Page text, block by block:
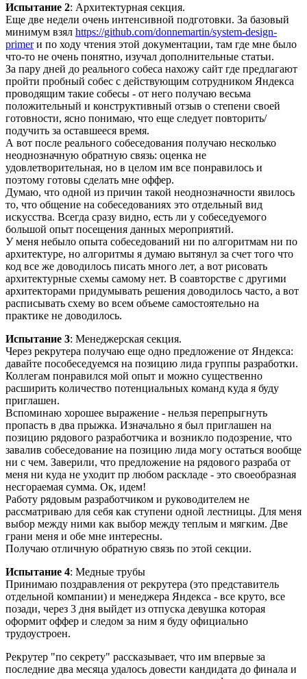
Испытание 2: Архитектурная секция.
Еще две недели очень интенсивной подготовки. За базовый
минимум взял https://github.com/donnemartin/system-design-
primerи по ходу чтения этой документации, там где мне было
что-то не очень понятно, изучал дополнительные статьи.
За пару дней до реального собеса нахожу сайт где предлагают
пройти пробный собес с действующим сотрудником Яндекса
проводящим такие собесы - от него получаю весьма
положительный и конструктивный отзыв о степени своей
готовности, ясно понимаю, что еще следует повторить/
подучить за оставшееся время.
А вот после реального собеседования получаю несколько
неоднозначную обратную связь: оценка не
удовлетворительная, но в целом им все понравилось и
поэтому готовы сделать мне оффер.
Думаю, что одной из причин такой неоднозначности явилось
то, что общение на собеседованиях это отдельный вид
искусства. Всегда сразу видно, есть ли у собеседуемого
большой опыт посещения данных мероприятий.
У меня небыло опыта собеседований ни по алгоритмам ни по
архитектуре, но алгоритмы я думаю вытянул за счет того что
код все же доводилось писать много лет, а вот рисовать
архитектурные схемы самому нет. В соавторстве с другими
архитекторами придумывать решения доводилось часто, а вот
расписывать схему во всем объеме самостоятельно на
практике не доводилось.
Испытание 3: Менеджерская секция.
Через рекрутера получаю еще одно предложение от Яндекса:
давайте пособеседуемся на позицию лида группы разработки.
Коллегам понравился мой опыт и можно существенно
расширить количество потенциальных команд куда я буду
приглашен.
Вспоминаю хорошее выражение - нельзя перепрыгнуть
пропасть в два прыжка. Изначально я был приглашен на
позицию рядового разработчика и возникло подозрение, что
завалив собеседование на позицию лида могу остаться вообще
ни с чем. Заверили, что предложение на рядового разраба от
меня ни куда не уходит пр любом раскладе - это своеобразная
несгораемая сумма. Ок, идем!
Работу рядовым разработчиком и руководителем не
рассматриваю для себя как ступени одной лестницы. Для меня
выбор между ними как выбор между теплым и мягким. Две
грани меня и обе мне интересны.
Получаю отличную обратную связь по этой секции.
Испытание 4: Медные трубы
Принимаю поздравления от рекрутера (это представитель
отдельной компании) и менеджера Яндекса - все круто, все
позади, через 3 дня выйдет из отпуска девушка которая
оформит оффер и следом за ним я буду официально
трудоустроен.
Рекрутер "по секрету" рассказывает, что им впервые за
последние два месяца удалось довести кандидата до финала и